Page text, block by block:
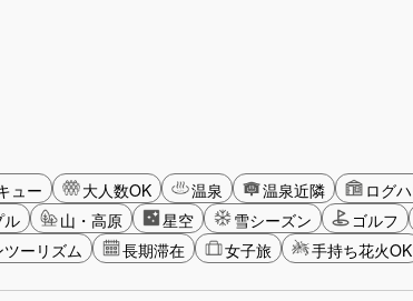
ュー 大人数OK 温泉 温泉近隣 ログ
ル 山・高原 星空 雪シーズン ゴルフ
ーリズム 長期滞在 女子旅 手持ち花火OK